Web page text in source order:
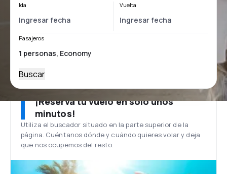
Ida Vuelta
Pasajeros
Buscar
¡Reserva tu vuelo en solo unos
minutos!
Utiliza el buscador situado en la parte superior de la
página. Cuéntanos dónde y cuándo quieres volar y deja
que nos ocupemos del resto.